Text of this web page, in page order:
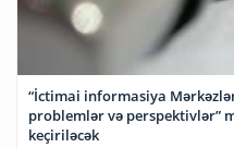
“İctimai informasiya
problemlər və perspektivlər” mövzusunda Dəyirmi Masa
keçiriləcək